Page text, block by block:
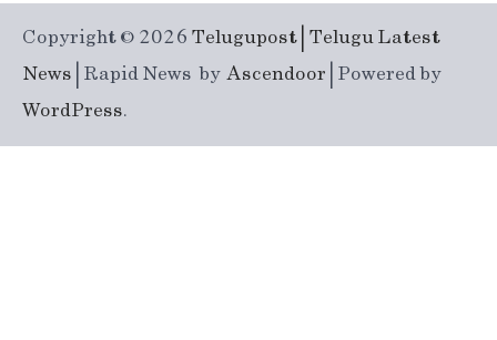
Copyright © 2026 Telugupost | Telugu Latest
News | Rapid News byAscendoor | Powered by
WordPress.